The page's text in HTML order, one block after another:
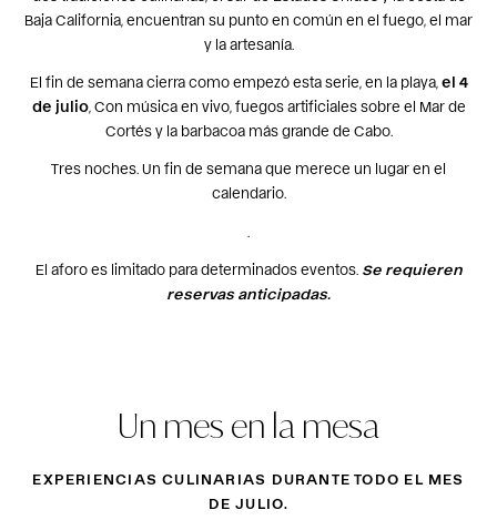
Baja California, encuentran su punto en común en el fuego, el mar
y la artesanía.
El fin de semana cierra como empezó esta serie, en la playa, el 4
de julio, Con música en vivo, fuegos artificiales sobre el Mar de
Cortés y la barbacoa más grande de Cabo.
Tres noches. Un fin de semana que merece un lugar en el
calendario.
El aforo es limitado para determinados eventos. Se requieren
reservas anticipadas.
Un mes en la mesa
EXPERIENCIAS CULINARIAS DURANTE TODO EL MES
DE JULIO.